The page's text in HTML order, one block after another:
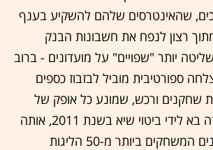
שהאינטרסים שלהם להשקיע בענף
רצון לנפח את חשבונות הבנק
יותר "שפויים" על מועדונים - ברוב
ספורטיבית מוביל לבזבוז כספים
שחקנים ורכש, שמונע כל אופק של
מודל פיננסי יציב. זה בא לידי ביטוי שיא בשנת 2011, אותה
סיימו כ-700 מועדונים המשחקים ביותר מ-50 הליגות